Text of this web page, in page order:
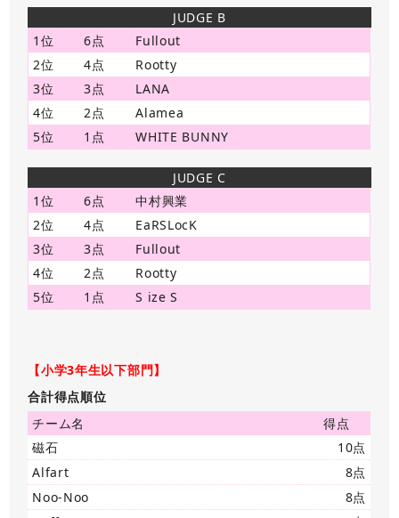
JUDGE B
1位
6点
Fullout
2位
4点
Rootty
3位
3点
LANA
4位
2点
Alamea
5位
1点 WHITE BUNNY
JUDGE C
1位
6点
中村興業
2位
4点
EaRSLocK
3位
3点
Fullout
4位
2点
Rootty
5位
1点 S ize S
【小学3年生以下部門】
合計得点順位
チーム名
得点
磁石
10点
Alfart
8点
Noo-Noo
8点